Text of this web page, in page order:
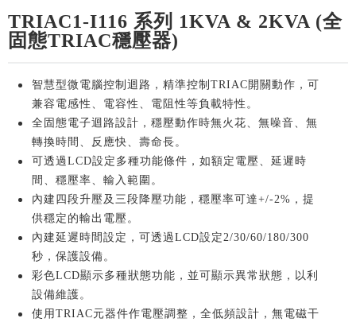
TRIAC1-I116 系列 1KVA & 2KVA (全
固態TRIAC穩壓器)
智慧型微電腦控制迴路，精準控制TRIAC開關動作，可
兼容電感性、電容性、電阻性等負載特性。
全固態電子迴路設計，穩壓動作時無火花、無噪音、無
轉換時間、反應快、壽命長。
可透過LCD設定多種功能條件，如額定電壓、延遲時
間、穩壓率、輸入範圍。
內建四段升壓及三段降壓功能，穩壓率可達+/-2%，提
供穩定的輸出電壓。
內建延遲時間設定，可透過LCD設定2/30/60/180/300
秒，保護設備。
彩色LCD顯示多種狀態功能，並可顯示異常狀態，以利
設備維護。
使用TRIAC元器件作電壓調整，全低頻設計，無電磁干